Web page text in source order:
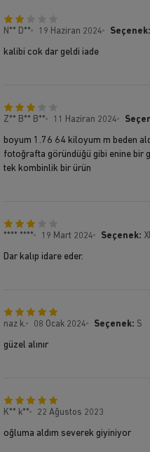
N** D** 19 Haziran 2024 Seçenek:
kalibi cok dar geldi iade
Z** B** B** 11 Haziran 2024
boyum 1.76 64 kiloyum m beden
fotoğrafta göründüğü gibi enine bir
tek kombinlik bir ürün
**** **** 19 Mart 2024 Seçenek: XL
Dar kalıp idare eder.
naz k. 08 Ocak 2024 Seçenek: S
güzel alınır
K** k** 22 Ağustos 2023
oğluma aldım severek giyiniyor